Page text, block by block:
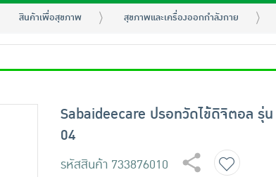
สินค้าเพื่อสุขภาพ สุขภาพและเครื่องออกกำลังกาย
Sabaideecare ปรอทวัดไข้ดิจิตอล รุ่
04
รหัสสินค้า 733876010